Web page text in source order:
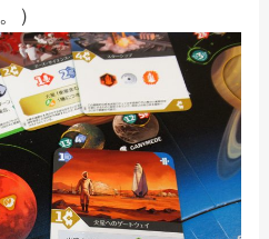
）